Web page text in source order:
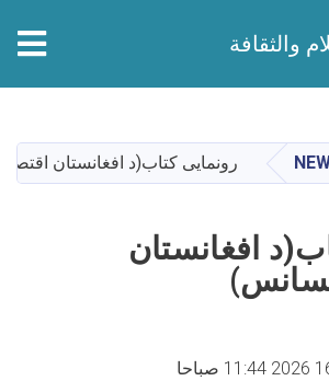
المحتوى
الرئيسي
والثقافة
رونمایی کتاب(د افغانستان
افغانستان